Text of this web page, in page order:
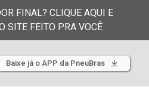
FINAL? CLIQUE AQUI E
SITE FEITO PRA VOCÊ
Baixe já o APP da PneuBras